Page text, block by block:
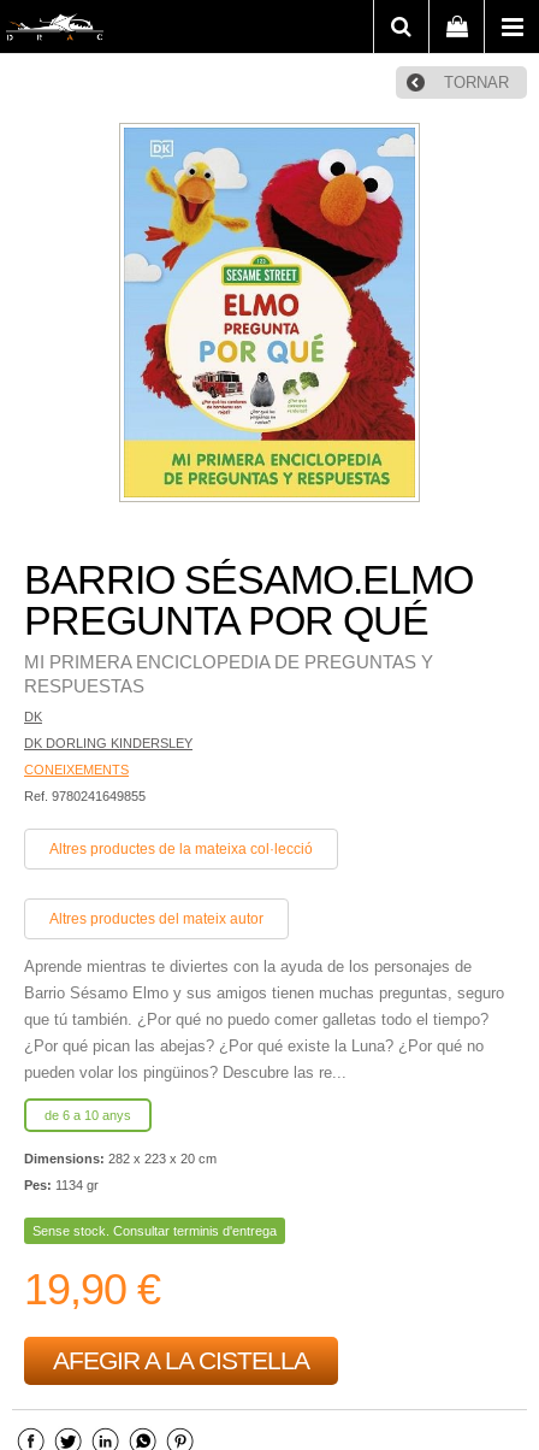
TORNAR
BARRIO SÉSAMO.ELMO
PREGUNTA POR QUÉ
MI PRIMERA ENCICLOPEDIA DE PREGUNTAS Y
RESPUESTAS
DK
DK DORLING KINDERSLEY
CONEIXEMENTS
Ref. 9780241649855
Altres productes de la mateixa col·lecció
Altres productes del mateix autor
Aprende mientras te diviertes con la ayuda de los personajes de
Barrio Sésamo Elmo y sus amigos tienen muchas preguntas, seguro
que tú también. ¿Por qué no puedo comer galletas todo el tiempo?
¿Por qué pican las abejas? ¿Por qué existe la Luna? ¿Por qué no
pueden volar los pingüinos? Descubre las re...
de 6 a 10 anys
Dimensions: 282 x 223 x 20 cm
Pes: 1134 gr
Sense stock. Consultar terminis d'entrega
19,90 €
AFEGIR A LA CISTELLA